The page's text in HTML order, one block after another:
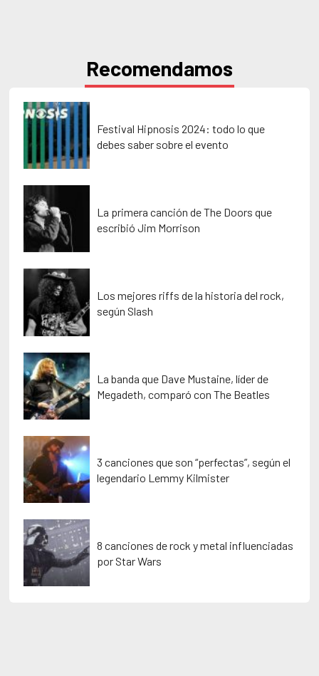
Recomendamos
Festival Hipnosis 2024: todo lo que
debes saber sobre el evento
La primera canción de The Doors que
escribió Jim Morrison
Los mejores riffs de la historia del rock,
según Slash
La banda que Dave Mustaine, líder de
Megadeth, comparó con The Beatles
3 canciones que son “perfectas”, según el
legendario Lemmy Kilmister
8 canciones de rock y metal influenciadas
por Star Wars